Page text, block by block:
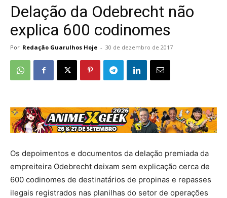
Delação da Odebrecht não
explica 600 codinomes
Por Redação Guarulhos Hoje - 30 de dezembro de 2017
Os depoimentos e documentos da delação premiada da
empreiteira Odebrecht deixam sem explicação cerca de
600 codinomes de destinatários de propinas e repasses
ilegais registrados nas planilhas do setor de operações